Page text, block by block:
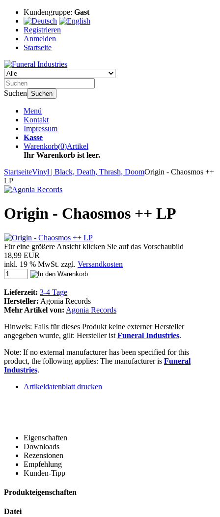
Kundengruppe: Gast
Registrieren
Anmelden
Startseite
Suchen Suchen
Menü
Kontakt
Impressum
Kasse
Warenkorb(0)Artikel
Ihr Warenkorb ist leer.
StartseiteVinyl | Black, Death, Thrash, DoomOrigin - Chaosmos ++
LP
Origin - Chaosmos ++ LP
Für eine größere Ansicht klicken Sie auf das Vorschaubild
18,99 EUR
inkl. 19 % MwSt. zzgl. Versandkosten
Lieferzeit: 3-4 Tage
Hersteller: Agonia Records
Mehr Artikel von: Agonia Records
Hinweis: Falls für dieses Produkt keine externer Hersteller
angegeben wurde, gilt: Hersteller ist Funeral Industries.
Note: If no external manufacturer has been specified for this
product, the following applies: The manufacturer is Funeral
Industries.
Artikeldatenblatt drucken
Eigenschaften
Downloads
Rezensionen
Empfehlung
Kunden-Tipp
Produkteigenschaften
Datei